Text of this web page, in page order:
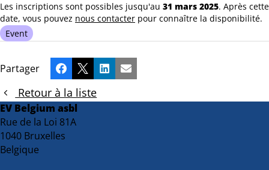
Les inscriptions sont possibles jusqu'au 31 mars 2025. Après cette
date, vous pouvez nous contacter pour connaître la disponibilité.
Event
Partager Facebook
X LinkedInEmail
Retour à la liste
EV Belgium asbl
Rue de la Loi 81A
1040 Bruxelles
Belgique